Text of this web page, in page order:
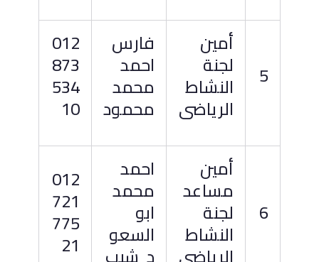
5
أمين
لجنة
النشاط
الرياضى
فارس
احمد
محمد
محمود
012
873
534
10
6
أمين
مساعد
لجنة
النشاط
احمد
محمد
ابو
السعو
012
721
775
21